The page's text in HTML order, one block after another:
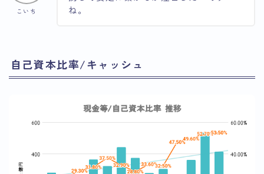
こいち
ね。
自己資本比率/キャッシュ